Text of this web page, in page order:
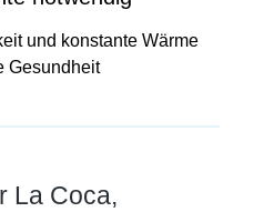
und konstante Wärme
Gesundheit
La Coca,